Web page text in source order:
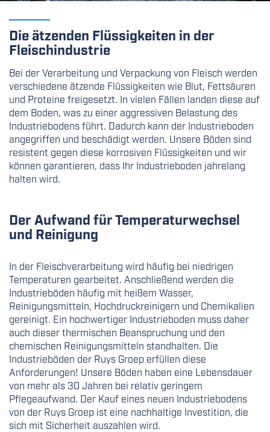
Die ätzenden Flüssigkeiten in der
Fleischindustrie
Bei der Verarbeitung und Verpackung von Fleisch werden
verschiedene ätzende Flüssigkeiten wie Blut, Fettsäuren
und Proteine freigesetzt. In vielen Fällen landen diese auf
dem Boden, was zu einer aggressiven Belastung des
Industriebodens führt. Dadurch kann der Industrieboden
angegriffen und beschädigt werden. Unsere Böden sind
resistent gegen diese korrosiven Flüssigkeiten und wir
können garantieren, dass Ihr Industrieboden jahrelang
halten wird.
Der Aufwand für Temperaturwechsel
und Reinigung
In der Fleischverarbeitung wird häufig bei niedrigen
Temperaturen gearbeitet. Anschließend werden die
Industrieböden häufig mit heißem Wasser,
Reinigungsmitteln, Hochdruckreinigern und Chemikalien
gereinigt. Ein hochwertiger Industrieboden muss daher
auch dieser thermischen Beanspruchung und den
chemischen Reinigungsmitteln standhalten. Die
Industrieböden der Ruys Groep erfüllen diese
Anforderungen! Unsere Böden haben eine Lebensdauer
von mehr als 30 Jahren bei relativ geringem
Pflegeaufwand. Der Kauf eines neuen Industriebodens
von der Ruys Groep ist eine nachhaltige Investition, die
sich mit Sicherheit auszahlen wird.